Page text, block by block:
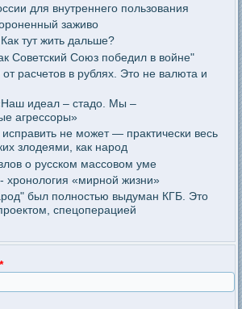
для внутреннего пользования
заживо
тут жить дальше?
Советский Союз победил в войне"
расчетов в рублях. Это не валюта и
идеал – стадо. Мы –
агрессоры»
не может — практически весь
злодеями, как народ
о русском массовом уме
«мирной жизни»
был полностью выдуман КГБ. Это
спецоперацией
*